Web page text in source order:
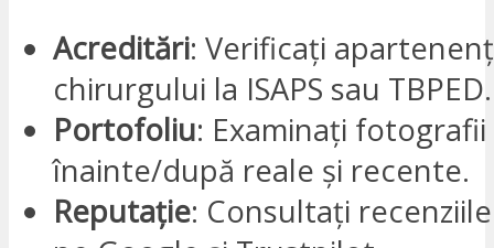
Acreditări: Verificați
chirurgului la ISAPS sau TBPED.
Portofoliu: Examinați fotografii
înainte/după reale și recente.
Reputație: Consultați